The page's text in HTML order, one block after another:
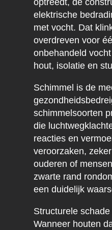
optreedt, de
elektrische
met vocht. Dat
overdreven voor
onbehandeld
hout, isolatie en
Schimmel is de
schimmelsoorten
die
reacties en
veroorzaken,
ouderen of
zwarte rand
een duidelijk
Structurele
Wanneer houten